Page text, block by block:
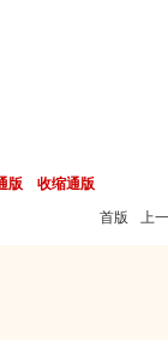
版 收缩通版
首版 上